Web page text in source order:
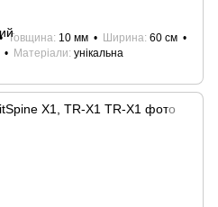
Товщина 10 мм Ширина 60 см
Матеріали унікальна